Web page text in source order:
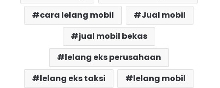
cara lelang mobil
Jual mobil
jual mobil bekas
lelang eks perusahaan
lelang eks taksi
lelang mobil